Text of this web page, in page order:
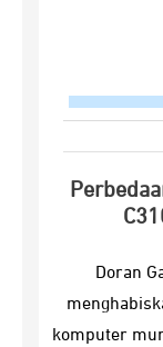
Doran
komputer